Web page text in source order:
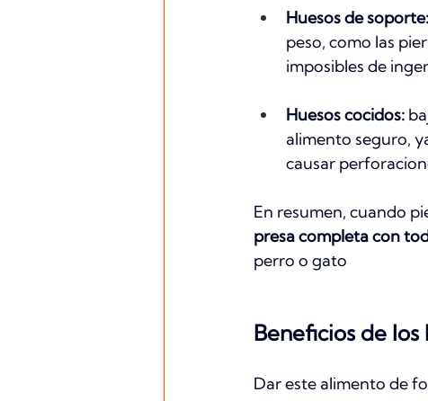
Huesos de soporte:
peso, como las
imposibles de
Huesos cocidos:
alimento seguro,
causar
En resumen, cuando
presa completa con
perro o gato
Beneficios de los
Dar este alimento de